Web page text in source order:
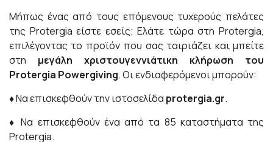
Μήπως ένας από τους επόμενους τυχερούς πελάτες
της Protergia είστε εσείς; Ελάτε τώρα στη Protergia,
επιλέγοντας το προϊόν που σας ταιριάζει και μπείτε
στη μεγάλη χριστουγεννιάτικη κλήρωση του
Protergia Powergiving. Οι ενδιαφερόμενοι μπορούν:
♦Να επισκεφθούν την ιστοσελίδα protergia.gr.
♦Να επισκεφθούν ένα από τα 85 καταστήματα της
Protergia.